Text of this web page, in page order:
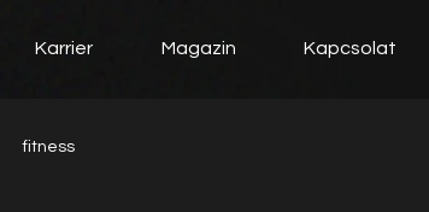
Karrier Magazin Kapcsolat
fitness